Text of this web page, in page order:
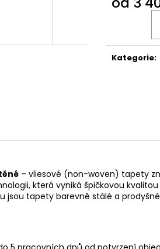
Kategorie:
– vliesové (non-woven) tapety
která vyniká špičkovou
jsou tapety barevně stálé a